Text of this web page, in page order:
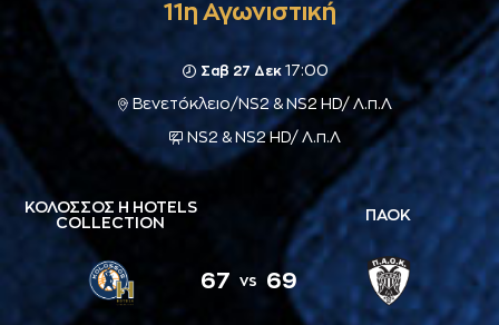
11η Αγωνιστική
Σαβ 27 Δεκ17:00
Βενετόκλειο/NS2 & NS2 HD/ Λ.π.Λ
NS2 & NS2 HD/ Λ.π.Λ
ΚΟΛΟΣΣΟΣ H HOTELS
COLLECTION
67 vs 69
ΠΑΟΚ